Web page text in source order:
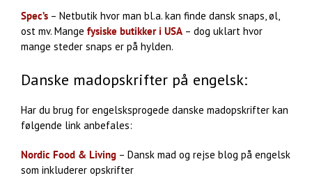
Spec’s – Netbutik hvor man bl.a. kan finde dansk snaps, øl,
ost mv. Mange fysiske butikker i USA – dog uklart hvor
mange steder snaps er på hylden.
Danske madopskrifter på engelsk:
Har du brug for engelsksprogede danske madopskrifter kan
følgende link anbefales:
Nordic Food & Living – Dansk mad og rejse blog på engelsk
som inkluderer opskrifter